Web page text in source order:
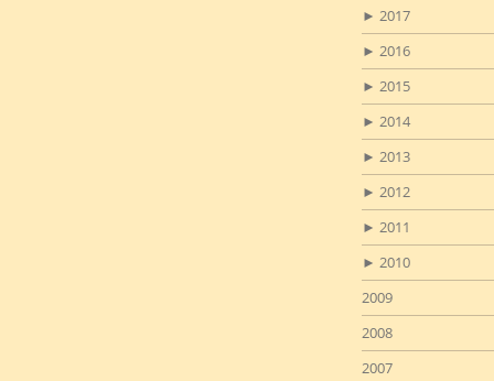
► 2017
► 2016
► 2015
► 2014
► 2013
► 2012
► 2011
► 2010
2009
2008
2007